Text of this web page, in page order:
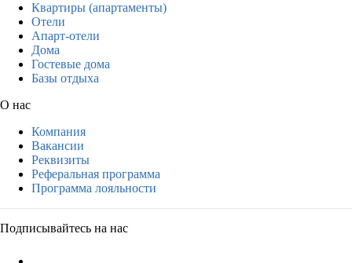
Квартиры (апартаменты)
Отели
Апарт-отели
Дома
Гостевые дома
Базы отдыха
О нас
Компания
Вакансии
Реквизиты
Реферальная программа
Программа лояльности
Подписывайтесь на нас